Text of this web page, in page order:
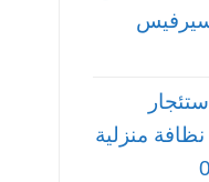
سيرفيس
منزلية